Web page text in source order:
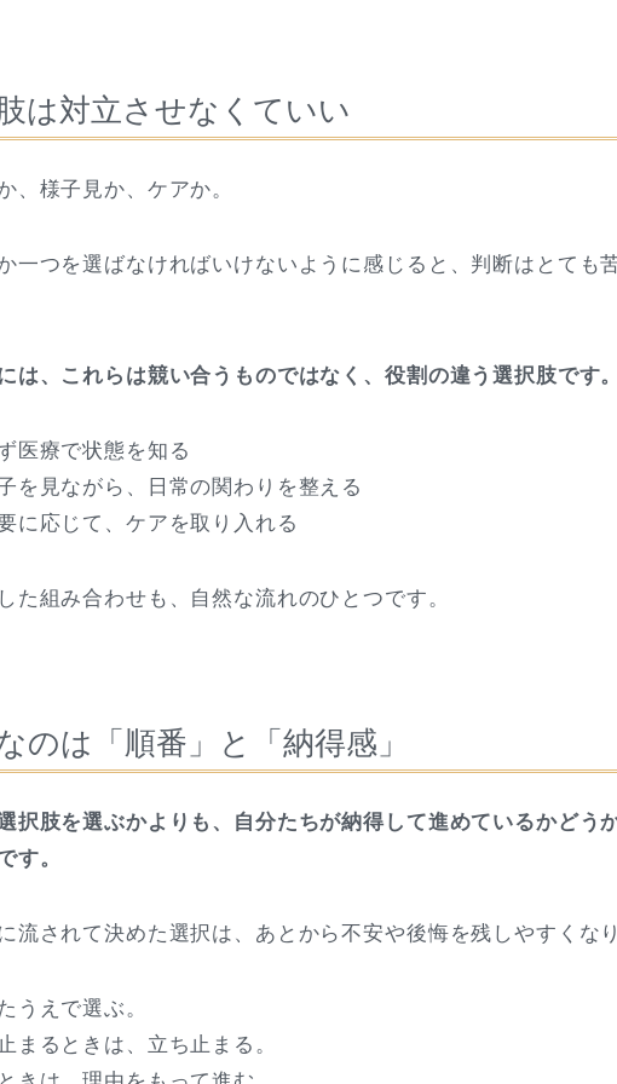
は対立させなくていい
、様子見か、ケアか。
一つを選ばなければいけないように感じると、判断はとても
は、これらは競い合うものではなく、役割の違う選択肢です。
医療で状態を知る
を見ながら、日常の関わりを整える
に応じて、ケアを取り入れる
た組み合わせも、自然な流れのひとつです。
のは「順番」と「納得感」
択肢を選ぶかよりも、自分たちが納得して進めているかどう
す。
流されて決めた選択は、あとから不安や後悔を残しやすくなり
うえで選ぶ。
まるときは、立ち止まる。